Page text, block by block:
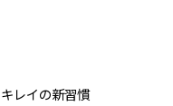
レイの新習慣